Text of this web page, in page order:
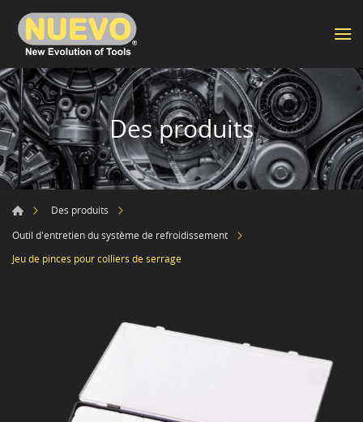
Des produits
Des produits
Outil d'entretien du système de refroidissement
Jeu de pinces pour colliers de serrage